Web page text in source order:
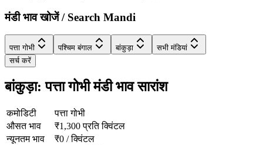
मंडी भाव खोजें / Search Mandi
पत्ता गोभी पश्चिम बंगाल बांकुड़ा
सभी मंडियां
सर्च करें
बांकुड़ा: पत्ता गोभी मंडी भाव सारांश
कमोडिटी
पत्ता गोभी
औसत भाव
₹1,300 प्रति क्विंटल
न्यूनतम भाव
₹0 /क्विंटल